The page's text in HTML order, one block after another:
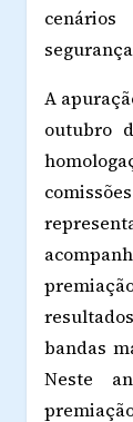
A
outubro
bandas
Neste